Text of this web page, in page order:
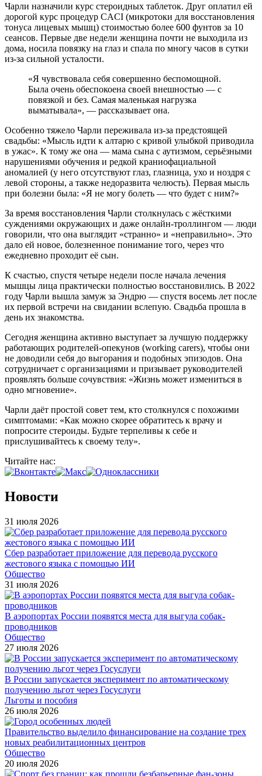
Чарли назначили курс стероидных таблеток. Друг оплатил ей
дорогой курс процедур CACI (микротоки для восстановления
тонуса лицевых мышц) стоимостью более 600 фунтов за 10
сеансов. Первые две недели женщина почти не выходила из
дома, носила повязку на глаз и спала по многу часов в сутки
из-за сильной усталости.
«Я чувствовала себя совершенно беспомощной.
Была очень обеспокоена своей внешностью — с
повязкой и без. Самая маленькая нагрузка
выматывала», — рассказывает она.
Особенно тяжело Чарли переживала из-за предстоящей
свадьбы: «Мысль идти к алтарю с кривой улыбкой приводила
в ужас». К тому же она — мама сына с аутизмом, серьёзными
нарушениями обучения и редкой краниофациальной
аномалией (у него отсутствуют глаз, глазница, ухо и ноздря с
левой стороны, а также недоразвита челюсть). Первая мысль
при болезни была: «Я не могу болеть — что будет с ним?»
За время восстановления Чарли столкнулась с жёсткими
суждениями окружающих и даже онлайн-троллингом — люди
говорили, что она выглядит «странно» и «неправильно». Это
дало ей новое, болезненное понимание того, через что
ежедневно проходит её сын.
К счастью, спустя четыре недели после начала лечения
мышцы лица практически полностью восстановились. В 2022
году Чарли вышла замуж за Эндрю — спустя восемь лет после
их первой встречи на свидании вслепую. Свадьба прошла в
день их знакомства.
Сегодня женщина активно выступает за лучшую поддержку
работающих родителей-опекунов (working carers), чтобы они
не доводили себя до выгорания и подобных эпизодов. Она
сотрудничает с организациями и призывает руководителей
проявлять больше сочувствия: «Жизнь может измениться в
одно мгновение».
Чарли даёт простой совет тем, кто столкнулся с похожими
симптомами: «Как можно скорее обратитесь к врачу и
попросите стероиды. Будьте терпеливы к себе и
прислушивайтесь к своему телу».
Читайте нас:
Новости
31 июля 2026
Сбер разработает приложение для перевода русского
жестового языка с помощью ИИ
Общество
31 июля 2026
В аэропортах России появятся места для выгула собак-
проводников
Общество
27 июля 2026
В России запускается эксперимент по автоматическому
получению льгот через Госуслуги
Льготы и пособия
26 июля 2026
Правительство выделило финансирование на создание трех
новых реабилитационных центров
Общество
20 июля 2026